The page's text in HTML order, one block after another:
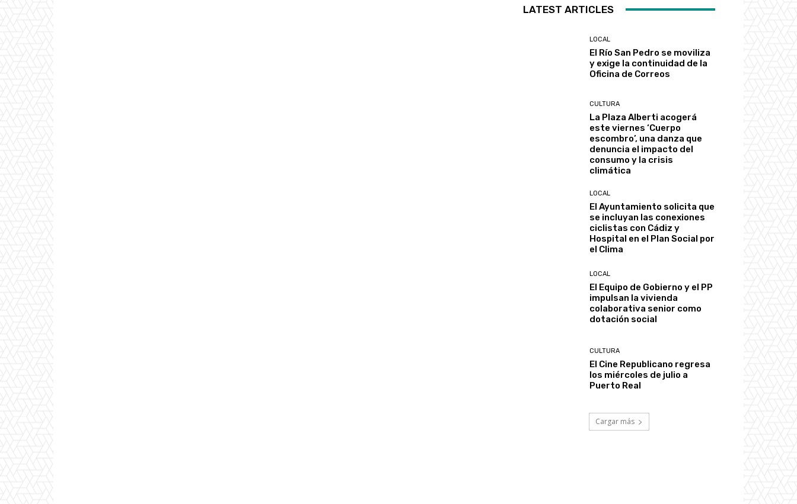
LATEST ARTICLES
LOCAL
El Río San Pedro se moviliza
y exige la continuidad de la
Oficina de Correos
CULTURA
La Plaza Alberti acogerá
este viernes ‘Cuerpo
escombro’, una danza que
denuncia el impacto del
consumo y la crisis
climática
LOCAL
El Ayuntamiento solicita que
se incluyan las conexiones
ciclistas con Cádiz y
Hospital en el Plan Social por
el Clima
LOCAL
El Equipo de Gobierno y el PP
impulsan la vivienda
colaborativa senior como
dotación social
CULTURA
El Cine Republicano regresa
los miércoles de julio a
Puerto Real
Cargar más